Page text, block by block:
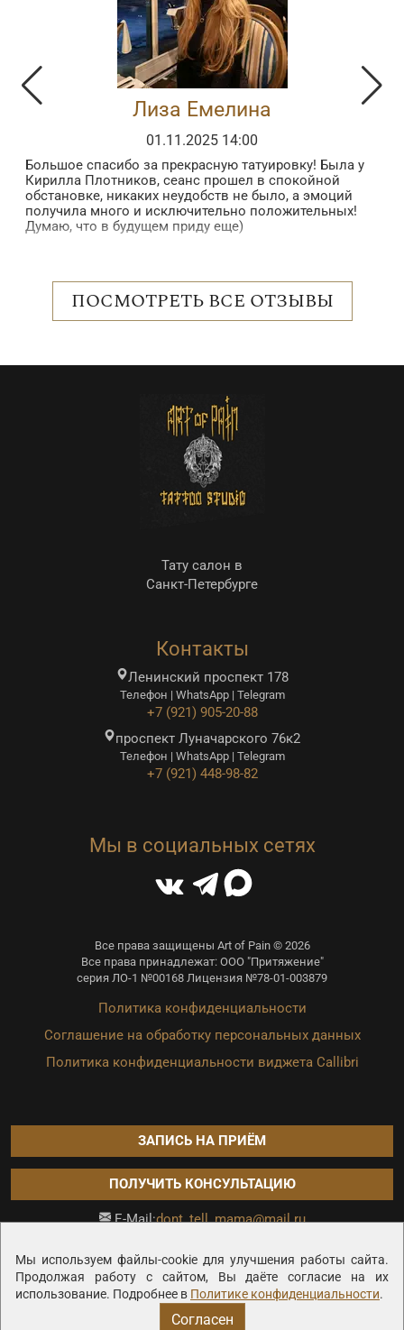
Мы используем файлы-cookie для улучшения работы сайта.
Продолжая работу с сайтом, Вы даёте согласие на их
использование. Подробнее в Политике конфиденциальности.
Согласен
Лиза Емелина
01.11.2025 14:00
Большое спасибо за прекрасную татуировку! Была у
Кирилла Плотников, сеанс прошел в спокойной
обстановке, никаких неудобств не было, а эмоций
получила много и исключительно положительных!
Думаю, что в будущем приду еще)
ПОСМОТРЕТЬ ВСЕ ОТЗЫВЫ
Тату салон в
Санкт-Петербурге
Контакты
Ленинский проспект 178
Телефон | WhatsApp | Telegram
+7 (921) 905-20-88
проспект Луначарского 76к2
Телефон | WhatsApp | Telegram
+7 (921) 448-98-82
Мы в социальных сетях
Все права защищены Art of Pain © 2026
Все права принадлежат: ООО "Притяжение"
серия ЛО-1 №00168 Лицензия №78-01-003879
Политика конфиденциальности
Соглашение на обработку персональных данных
Политика конфиденциальности виджета Callibri
ЗАПИСЬ НА ПРИЁМ
ПОЛУЧИТЬ КОНСУЛЬТАЦИЮ
E-Mail:dont_tell_mama@mail.ru